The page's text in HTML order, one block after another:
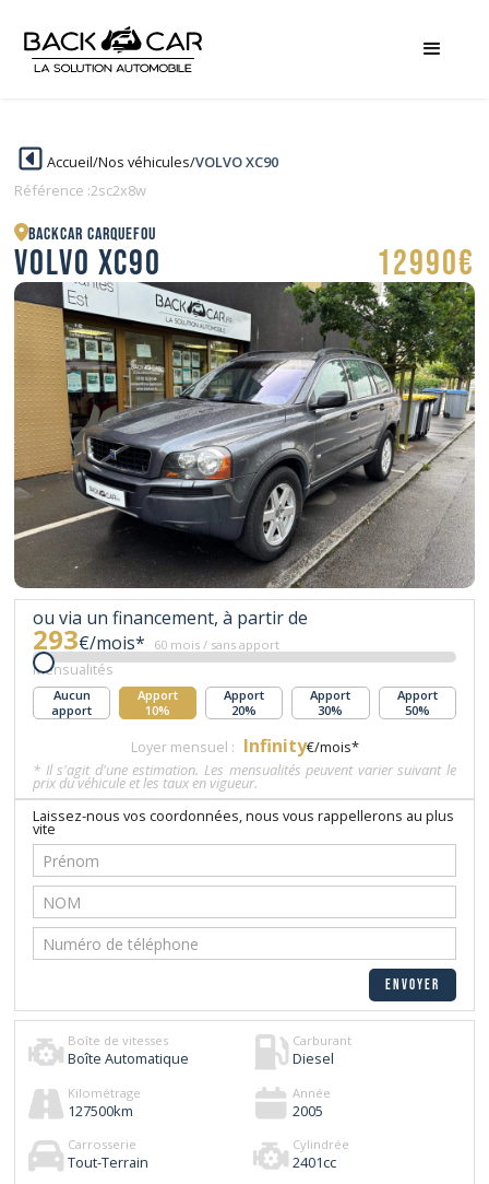
Accueil/Nos véhicules/VOLVO XC90
Référence :2sc2x8w
BACKCAR Carquefou
VOLVO XC90 12990€
ou via un financement, à partir de
293€/mois* 60 mois / sans apport
Mensualités
Aucun
apport
Apport
10%
Apport
20%
Apport
30%
Apport
50%
Loyer mensuel : Infinity€/mois*
* Il s'agit d'une estimation. Les mensualités peuvent varier suivant le
prix du véhicule et les taux en vigueur.
Laissez-nous vos coordonnées, nous vous rappellerons au plus
vite
Boîte de vitesses
Boîte Automatique
Carburant
Diesel
Kilométrage
127500km
Année
2005
Carrosserie
Tout-Terrain
Cylindrée
2401cc